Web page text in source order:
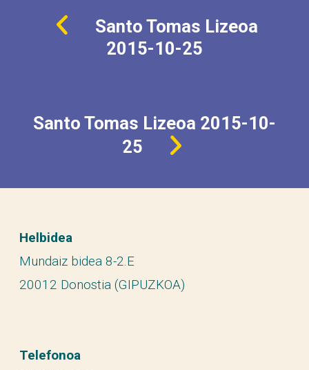
Santo Tomas Lizeoa
2015-10-25
Santo Tomas Lizeoa 2015-10-
25
Helbidea
Mundaiz bidea 8-2.E
20012 Donostia (GIPUZKOA)
Telefonoa